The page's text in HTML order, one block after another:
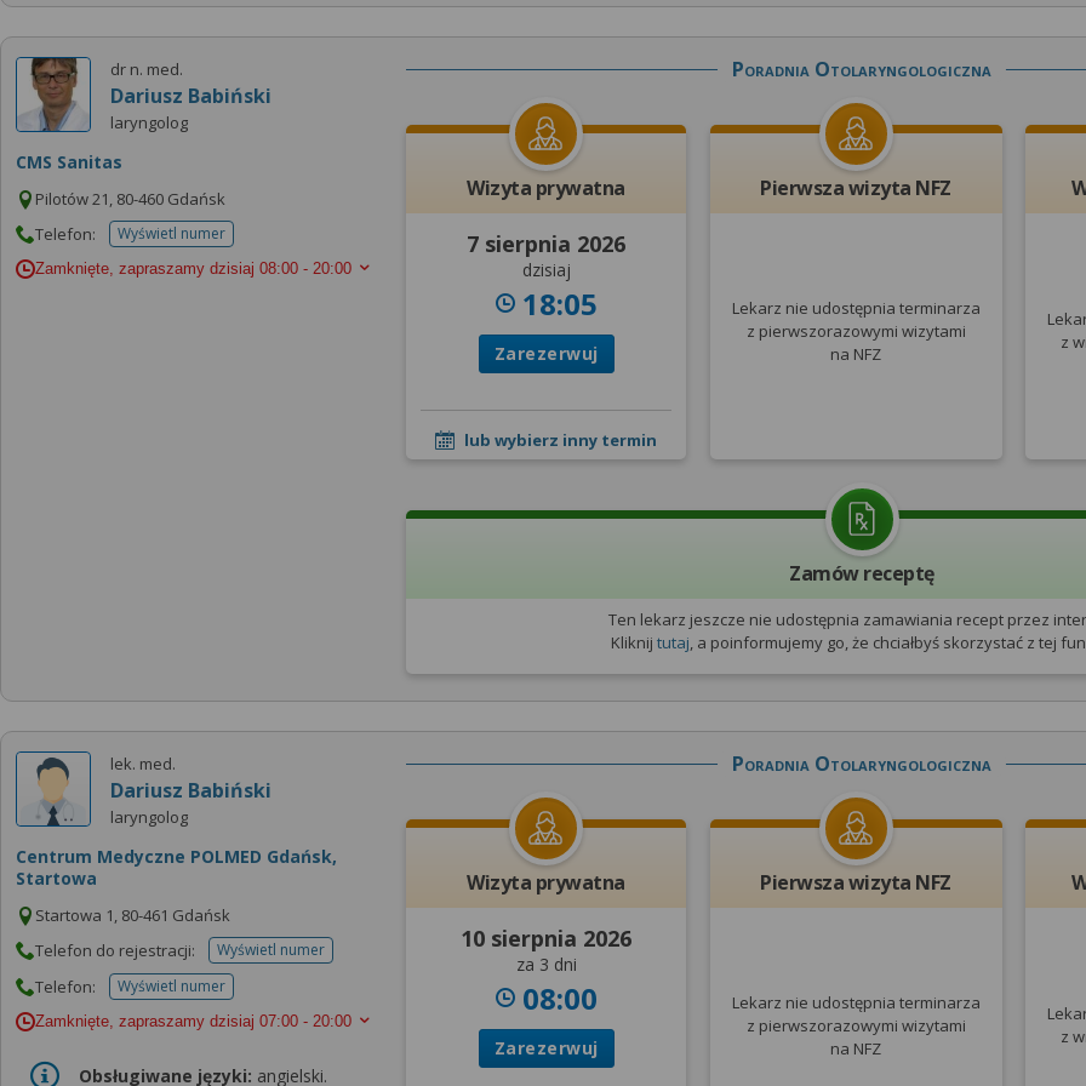
dr n. med.
Dariusz Babiński
laryngolog
CMS Sanitas
Pilotów 21, 80-460 Gdańsk
Telefon:
Wyświetl numertelefonu do placowki
Zamknięte, zapraszamy dzisiaj 08:00 - 20:00
Poradnia Otolaryngologiczna
Wizyta prywatna
7 sierpnia 2026
dzisiaj
18:05
Zarezerwuj
lub wybierz inny termin
Pierwsza wizyta NFZ
Lekarz nie udostępnia terminarza
z pierwszorazowymi wizytami
na NFZ
z
Zamów receptę
Ten lekarz jeszcze nie udostępnia zamawiania recept przez
Kliknijtutaj, a poinformujemy go, że chciałbyś skorzystać z tej
lek. med.
Dariusz Babiński
laryngolog
Centrum Medyczne POLMED Gdańsk,
Startowa
Startowa 1, 80-461 Gdańsk
Telefon do rejestracji:
Wyświetl numertelefonu do rejestracji
Telefon: Wyświetl numertelefonu do placowki
Zamknięte, zapraszamy dzisiaj 07:00 - 20:00
Obsługiwane języki: angielski.
Poradnia Otolaryngologiczna
Wizyta prywatna
10 sierpnia 2026
za 3 dni
08:00
Zarezerwuj
Pierwsza wizyta NFZ
Lekarz nie udostępnia terminarza
z pierwszorazowymi wizytami
na NFZ
z